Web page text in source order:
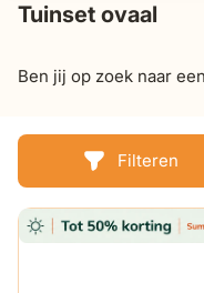
Tuinset ovaal
Ben jij op zoek naar
vind je mooie tuinsets
overkapping voorziet
gezellige sfeer!
Filteren